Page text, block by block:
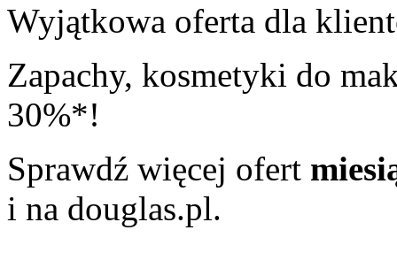
Wyjątkowa oferta dla
Zapachy, kosmetyki do
30%*!
Sprawdź więcej ofert
i na douglas.pl.